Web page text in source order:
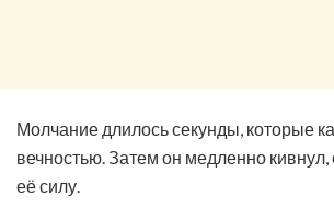
Молчание длилось секунды, которые
вечностью. Затем он медленно
её силу.